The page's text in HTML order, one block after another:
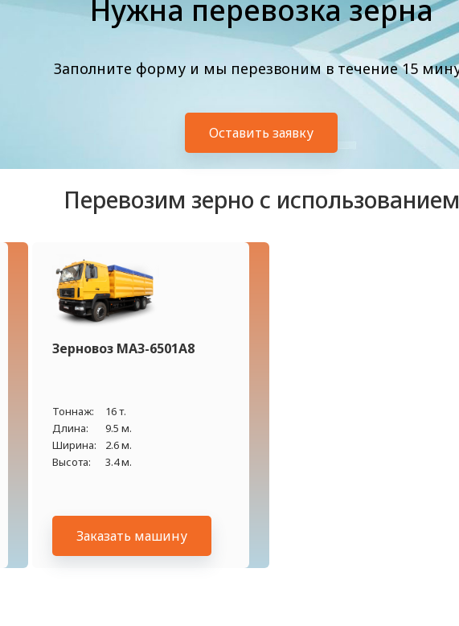
Нужна перевозка зерна
Заполните форму и мы перезвоним в течение 15
Оставить заявку
Перевозим зерно с использованием
Зерновоз МАЗ-6501А8
Тоннаж:
16 т.
Длина:
9.5 м.
Ширина:
2.6 м.
Высота:
3.4 м.
Заказать машину